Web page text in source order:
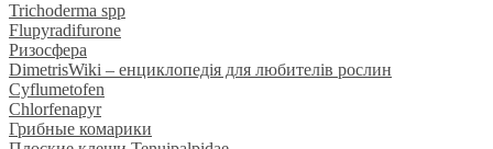
Trichoderma spp
Flupyradifurone
Ризосфера
DimetrisWiki – енциклопедія для любителів рослин
Cyflumetofen
Chlorfenapyr
Грибные комарики